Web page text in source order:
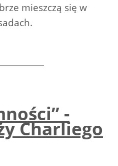
mieszczą się w
-
Charliego